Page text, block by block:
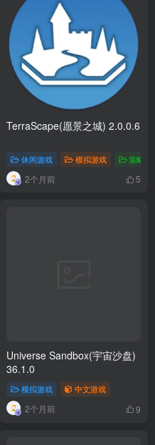
TerraScape(愿景之城) 2.0.0.6
休闲游戏 模拟游戏 策略游
2个月前 5
中文游戏
Universe Sandbox(宇宙沙盘)
36.1.0
模拟游戏 中文游戏
2个月前 9